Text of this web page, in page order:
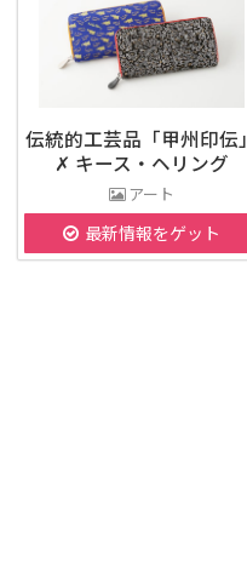
伝統的工芸品「甲州印伝」
✗ キース・ヘリング
アート
最新情報をゲット